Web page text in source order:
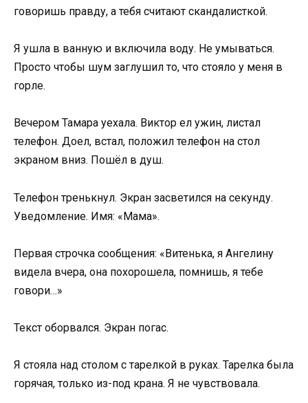
говоришь правду, а тебя считают скандалисткой.
Я ушла в ванную и включила воду. Не умываться.
Просто чтобы шум заглушил то, что стояло у меня в
горле.
Вечером Тамара уехала. Виктор ел ужин, листал
телефон. Доел, встал, положил телефон на стол
экраном вниз. Пошёл в душ.
Телефон тренькнул. Экран засветился на секунду.
Уведомление. Имя: «Мама».
Первая строчка сообщения: «Витенька, я Ангелину
видела вчера, она похорошела, помнишь, я тебе
говори…»
Текст оборвался. Экран погас.
Я стояла над столом с тарелкой в руках. Тарелка была
горячая, только из-под крана. Я не чувствовала.